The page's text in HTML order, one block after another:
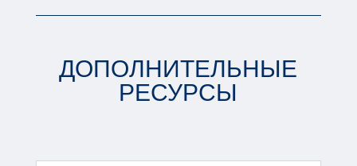
ДОПОЛНИТЕЛЬНЫЕ
РЕСУРСЫ